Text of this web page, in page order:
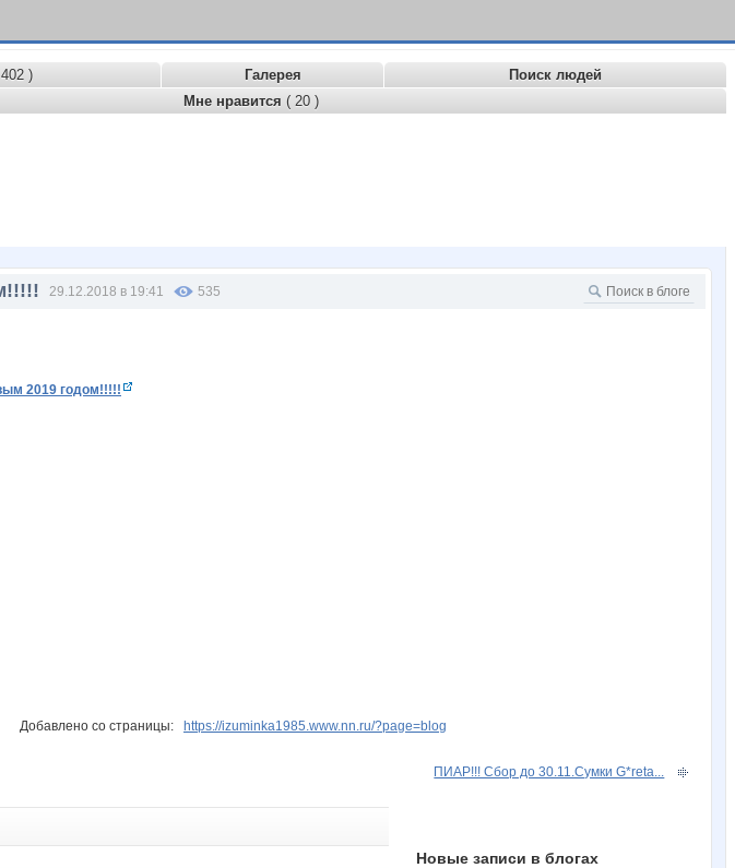
) Галерея
Поиск людей
Мне нравится ( 20 )
29.12.2018 в 19:41 535
2019 годом!!!!!
Добавлено со страницы: https://izuminka1985.www.nn.ru/?page=blog
ПИАР!!! Сбор до 30.11.Сумки G*reta...
Новые записи в блогах